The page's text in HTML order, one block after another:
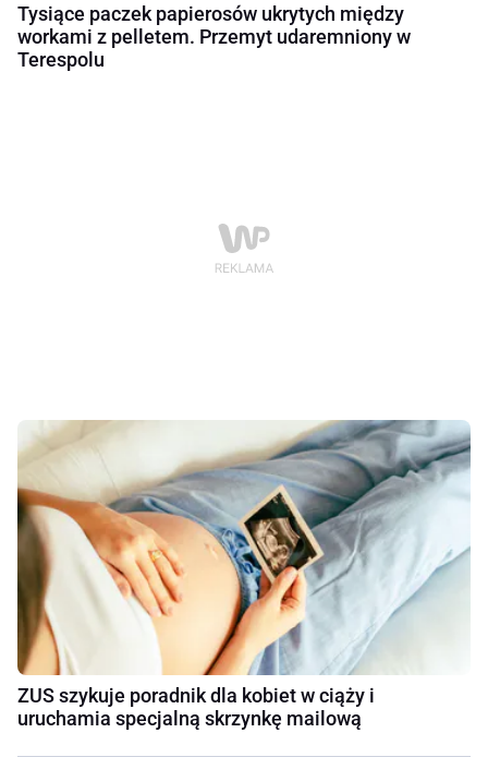
Tysiące paczek papierosów ukrytych między
workami z pelletem. Przemyt udaremniony w
Terespolu
ZUS szykuje poradnik dla kobiet w ciąży i
uruchamia specjalną skrzynkę mailową